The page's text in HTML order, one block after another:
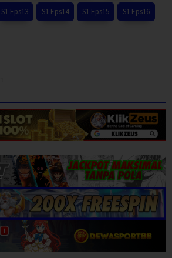
S1 Eps13 S1 Eps14 S1 Eps15 S1 Eps16